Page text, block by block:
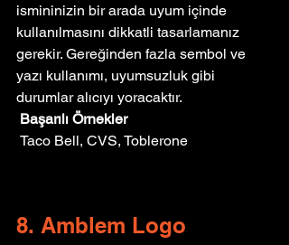
ismininizin bir arada uyum içinde
kullanılmasını dikkatli tasarlamanız
gerekir. Gereğinden fazla sembol ve
yazı kullanımı, uyumsuzluk gibi
durumlar alıcıyı yoracaktır.
Başarılı Örnekler
Taco Bell, CVS, Toblerone
8. Amblem Logo